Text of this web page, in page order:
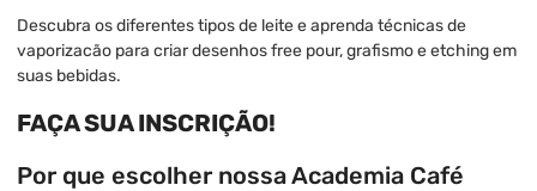
Descubra os diferentes tipos de leite e aprenda técnicas de
vaporizacão para criar desenhos free pour, grafismo e etching em
suas bebidas.
FAÇA SUA INSCRIÇÃO!
Por que escolher nossa Academia Café